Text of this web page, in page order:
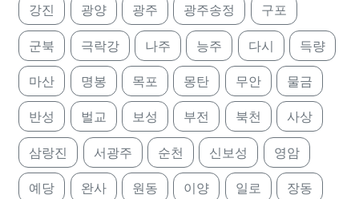
강진 광양 광주 광주송정 구포
군북 극락강 나주 능주 다시 득량
마산 명봉 목포 몽탄 무안 물금
반성 벌교 보성 부전 북천 사상
삼랑진 서광주 순천 신보성 영암
예당 완사 원동 이양 일로 장동